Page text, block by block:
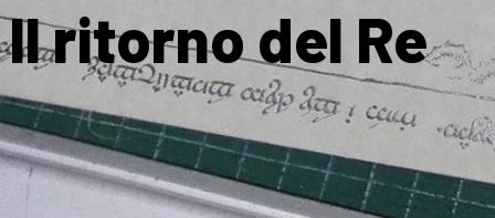
Il ritorno del Re